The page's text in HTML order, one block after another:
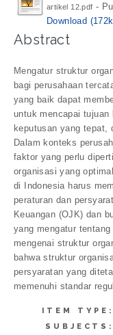
artikel 12.pdf -
Download
Abstract
Mengatur struktur
bagi perusahaan
yang baik dapat
untuk mencapai
keputusan yang tepat,
Dalam konteks
faktor yang perlu
organisasi yang
di Indonesia harus
peraturan dan
Keuangan (OJK) dan
yang mengatur
mengenai struktur
bahwa struktur
persyaratan yang
memenuhi standar
ITEM TYPE:
SUBJECTS: